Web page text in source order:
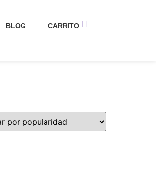
BLOG CARRITO